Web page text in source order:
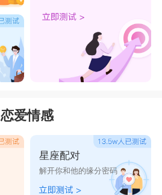
青妮
盈文
萱易 筠柏 枫蓉
柳菱 蕊萱 南风
梓筱
蔚熙 萌蔷
慕靓 筝桐
妘玉 倩愫
恋爱情感
星座配对
解开你和他的缘分密码